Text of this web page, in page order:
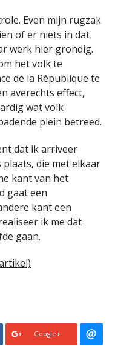
Even mijn rugzak
of er niets in dat
werk hier grondig.
het volk te
de la République te
averechts effect,
wat volk
plein betreed.
dat ik arriveer
die met elkaar
kant van het
gaat een
kant een
ik me dat
gaan.
Google+